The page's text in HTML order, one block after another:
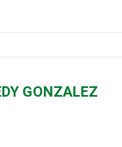
GONZALEZ